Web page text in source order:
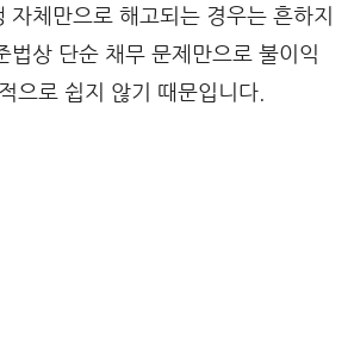
자체만으로 해고되는 경우는 흔하지
법상 단순 채무 문제만으로 불이익
으로 쉽지 않기 때문입니다.